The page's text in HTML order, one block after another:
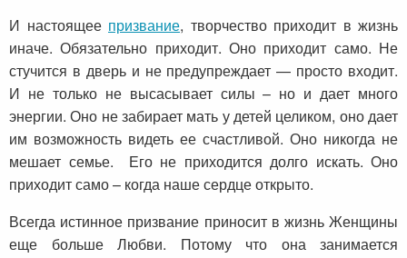
И настоящее призвание, творчество приходит в жизнь
иначе. Обязательно приходит. Оно приходит само. Не
стучится в дверь и не предупреждает — просто входит.
И не только не высасывает силы – но и дает много
энергии. Оно не забирает мать у детей целиком, оно дает
им возможность видеть ее счастливой. Оно никогда не
мешает семье. Его не приходится долго искать. Оно
приходит само – когда наше сердце открыто.
Всегда истинное призвание приносит в жизнь Женщины
еще больше Любви. Потому что она занимается